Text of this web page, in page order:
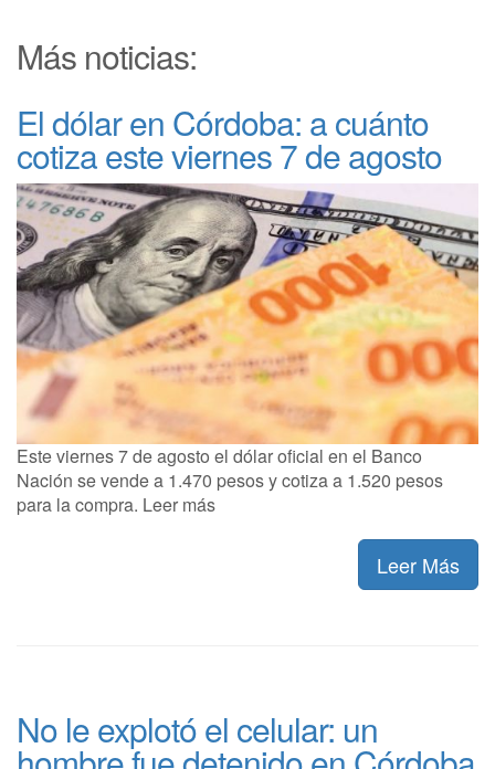
Más noticias:
El dólar en Córdoba: a cuánto
cotiza este viernes 7 de agosto
Este viernes 7 de agosto el dólar oficial en el Banco
Nación se vende a 1.470 pesos y cotiza a 1.520 pesos
para la compra. Leer más
Leer Más
No le explotó el celular: un